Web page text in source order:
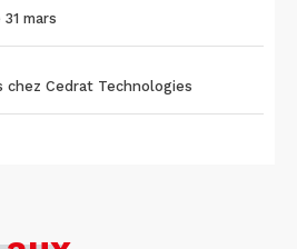
mars
chez Cedrat Technologies